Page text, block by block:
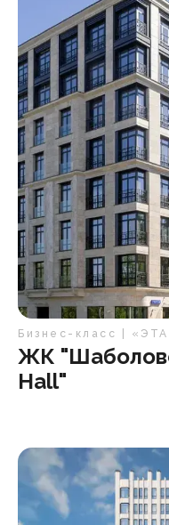
Бизнес-класс |
ЖК
Hall"